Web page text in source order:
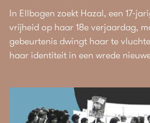
In Ellbogen zoekt Hazal, een 17-
vrijheid op haar 18e verjaardag,
gebeurtenis dwingt haar te
haar identiteit in een wrede